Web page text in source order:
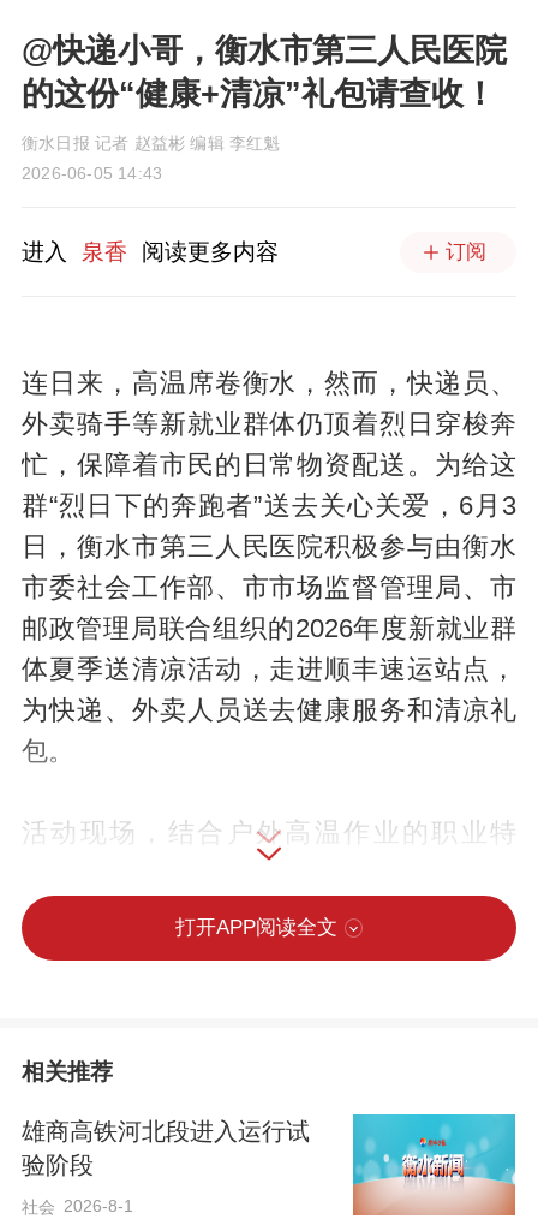
@快递小哥，衡水市第三人民医院
的这份“健康+清凉”礼包请查收！
衡水日报 记者 赵益彬 编辑 李红魁
2026-06-05 14:43
进入 泉香 阅读更多内容 订阅
连日来，高温席卷衡水，然而，快递员、
外卖骑手等新就业群体仍顶着烈日穿梭奔
忙，保障着市民的日常物资配送。为给这
群“烈日下的奔跑者”送去关心关爱，6月3
日，衡水市第三人民医院积极参与由衡水
市委社会工作部、市市场监督管理局、市
邮政管理局联合组织的2026年度新就业群
体夏季送清凉活动，走进顺丰速运站点，
为快递、外卖人员送去健康服务和清凉礼
包。
活动现场，结合户外高温作业的职业特
别、应急处置以及擦伤、扭伤等常见外伤
简易救治知识开展细致讲解，实操演示心
避险能力。同时医院为到场的新就业群体
代表送上暖“新”体检卡，发放藿香正气水消
暑用品，以实打实的健康保障，消解一线
从业者高温作业后顾之忧。
打开APP阅读全文
相关推荐
雄商高铁河北段进入运行试
验阶段
社会 2026-8-1